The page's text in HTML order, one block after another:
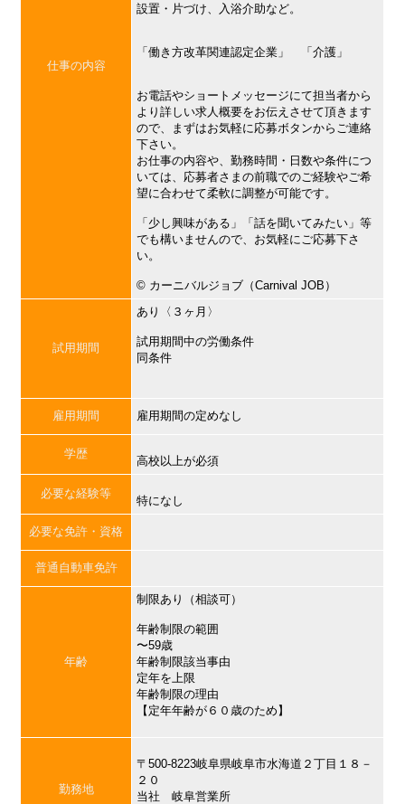
仕事の内容
設置・片づけ、入浴介助など。
「働き方改革関連認定企業」 「介護」
お電話やショートメッセージにて担当者から
より詳しい求人概要をお伝えさせて頂きます
ので、まずはお気軽に応募ボタンからご連絡
下さい。
お仕事の内容や、勤務時間・日数や条件につ
いては、応募者さまの前職でのご経験やご希
望に合わせて柔軟に調整が可能です。
「少し興味がある」「話を聞いてみたい」等
でも構いませんので、お気軽にご応募下さ
い。
©︎ カーニバルジョブ（Carnival JOB）
試用期間
あり〈３ヶ月〉
試用期間中の労働条件
同条件
雇用期間 雇用期間の定めなし
学歴
高校以上が必須
必要な経験等
特になし
必要な免許・資格
普通自動車免許
年齢
制限あり（相談可）
年齢制限の範囲
〜59歳
年齢制限該当事由
定年を上限
年齢制限の理由
【定年年齢が６０歳のため】
勤務地
〒500-8223岐阜県岐阜市水海道２丁目１８－
２０
当社 岐阜営業所